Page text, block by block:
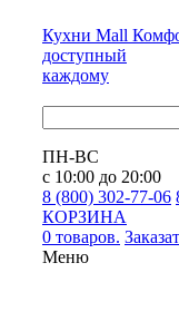
Кухни Mall
доступный
каждому
ПН-ВС
с 10:00 до 20:00
8 (800) 302-77-06
КОРЗИНА
0 товаров.
Меню